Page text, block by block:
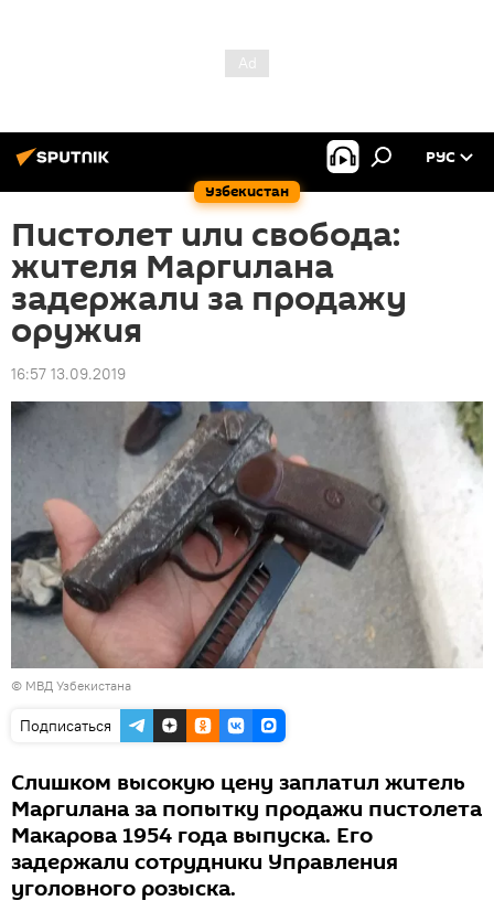
Узбекистан
РУС
Пистолет или свобода:
жителя Маргилана
задержали за продажу
оружия
16:57 13.09.2019
© МВД Узбекистана
Подписаться
Слишком высокую цену заплатил житель
Маргилана за попытку продажи пистолета
Макарова 1954 года выпуска. Его
задержали сотрудники Управления
уголовного розыска.